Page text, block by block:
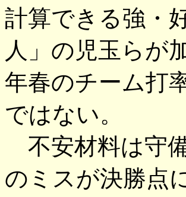
計算できる強・
人」の児玉らが
年春のチーム打
ではない。
不安材料は守
のミスが決勝点